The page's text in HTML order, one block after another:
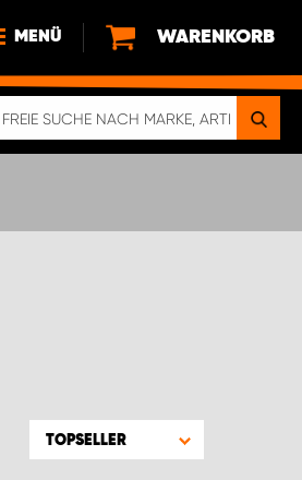
MENÜ
NEWS
WARENKORB
TOPSELLER